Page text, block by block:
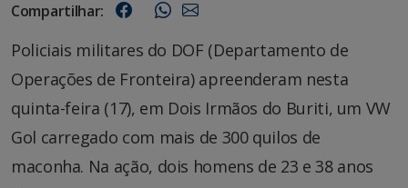
Compartilhar:
Policiais militares do DOF (Departamento de
Operações de Fronteira) apreenderam nesta
quinta-feira (17), em Dois Irmãos do Buriti, um VW
Gol carregado com mais de 300 quilos de
maconha. Na ação, dois homens de 23 e 38 anos